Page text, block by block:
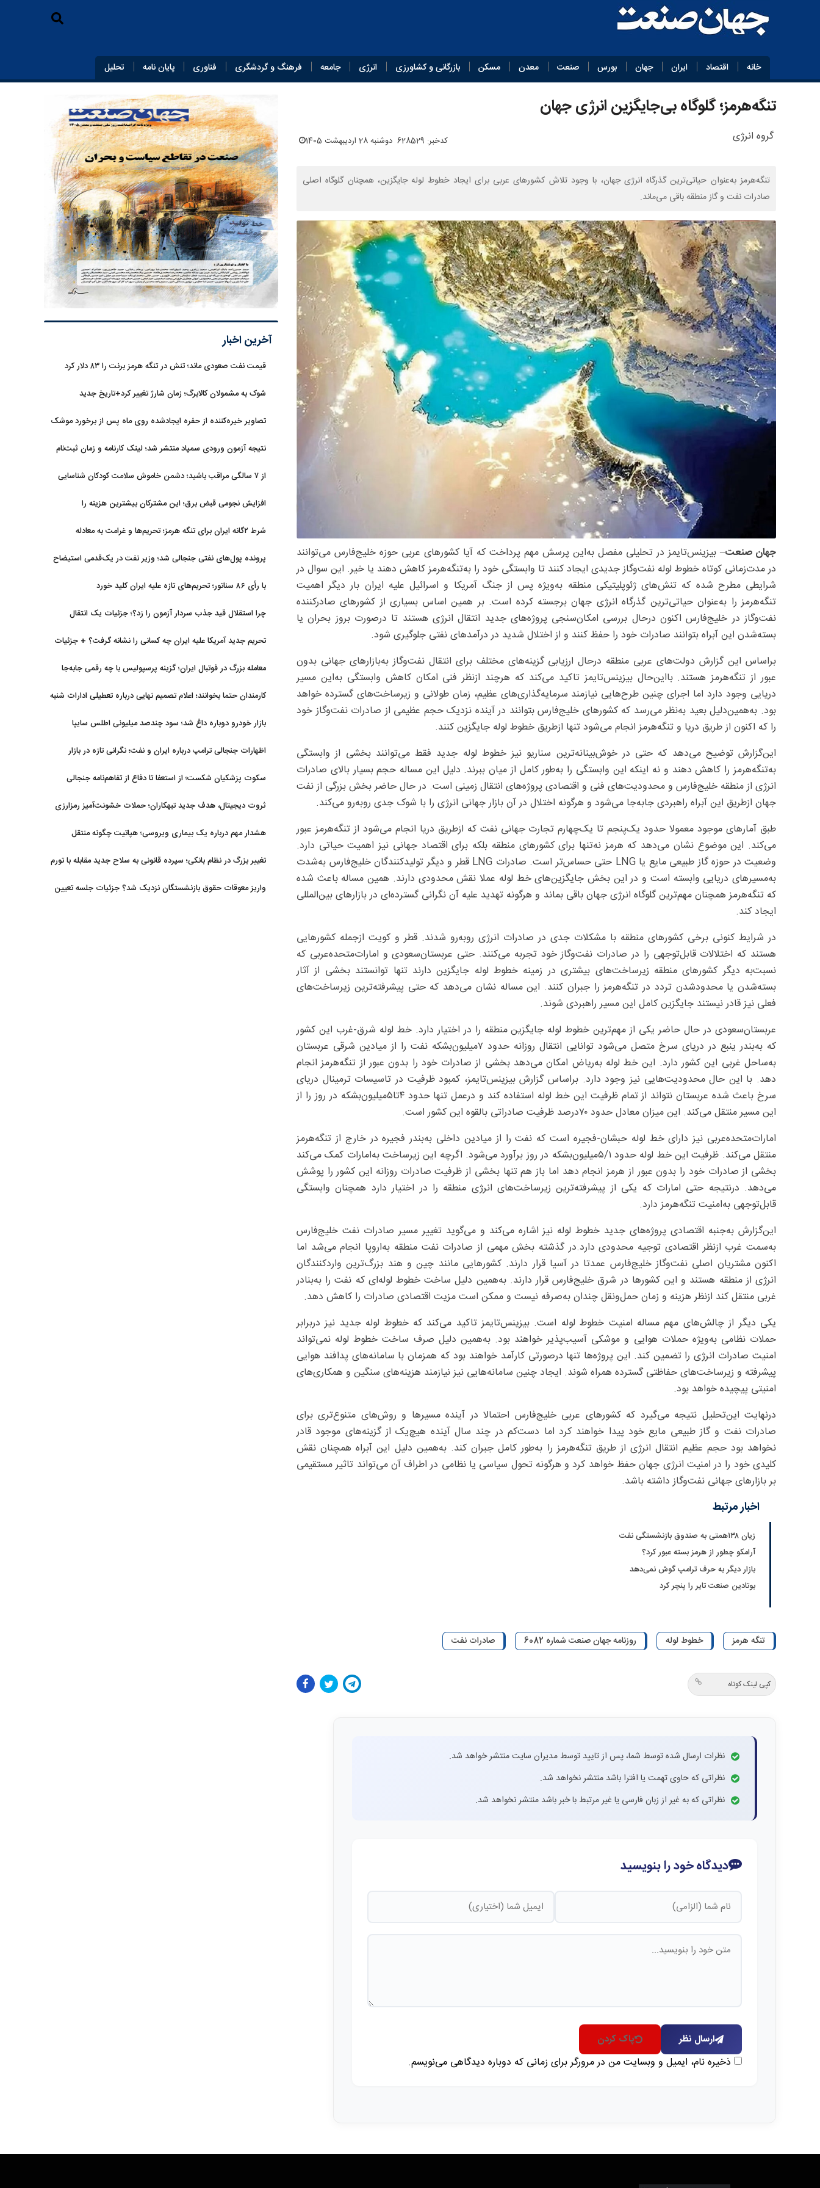
خانه اقتصاد ایران جهان بورس صنعت معدن مسکن بازرگانی و کشاورزی انرژی جامعه فرهنگ و گردشگری فناوری پایان‌ نامه تحلیل
تنگه‌هرمز؛ گلوگاه بی‌جایگزین انرژی جهان
گروه انرژی کدخبر: 628529 دوشنبه 28 اردیبهشت 1405
تنگه‌هرمز به‌عنوان حیاتی‌ترین گذرگاه انرژی جهان، با وجود تلاش کشورهای عربی برای ایجاد خطوط لوله جایگزین، همچنان گلوگاه اصلی
صادرات نفت و گاز منطقه باقی می‌ماند.
جهان صنعت– بیزینس‌تایمز در تحلیلی مفصل به‌این پرسش مهم پرداخت که آیا کشورهای عربی حوزه خلیج‌فارس می‌توانند
در مدت‌زمانی کوتاه خطوط لوله نفت‌وگاز جدیدی ایجاد کنند تا وابستگی خود را به‌تنگه‌هرمز کاهش دهند یا خیر. این سوال در
شرایطی مطرح شده که تنش‌های ژئوپلیتیکی منطقه به‌ویژه پس از جنگ آمریکا و اسرائیل علیه ایران بار دیگر اهمیت
تنگه‌هرمز را به‌عنوان حیاتی‌ترین گذرگاه انرژی جهان برجسته کرده است. بر همین اساس بسیاری از کشورهای صادرکننده
نفت‌وگاز در خلیج‌فارس اکنون درحال بررسی امکان‌سنجی پروژه‌های جدید انتقال انرژی هستند تا درصورت بروز بحران یا
بسته‌شدن این آبراه بتوانند صادرات خود را حفظ کنند و از اختلال شدید در درآمدهای نفتی جلوگیری شود.
براساس این گزارش دولت‌های عربی منطقه درحال ارزیابی گزینه‌های مختلف برای انتقال نفت‌وگاز به‌بازارهای جهانی بدون
عبور از تنگه‌هرمز هستند. بااین‌حال بیزینس‌تایمز تاکید می‌کند که هرچند ازنظر فنی امکان کاهش وابستگی به‌این مسیر
دریایی وجود دارد اما اجرای چنین طرح‌هایی نیازمند سرمایه‌گذاری‌های عظیم، زمان طولانی و زیرساخت‌های گسترده خواهد
بود. به‌همین‌دلیل بعید به‌نظر می‌رسد که کشورهای خلیج‌فارس بتوانند در آینده نزدیک حجم عظیمی از صادرات نفت‌وگاز خود
را که اکنون از طریق دریا و تنگه‌هرمز انجام می‌شود تنها ازطریق خطوط لوله جایگزین کنند.
این‌گزارش توضیح می‌دهد که حتی در خوش‌بینانه‌ترین سناریو نیز خطوط لوله جدید فقط می‌توانند بخشی از وابستگی
به‌تنگه‌هرمز را کاهش دهند و نه اینکه این وابستگی را به‌طور کامل از میان ببرند. دلیل این مساله حجم بسیار بالای صادرات
انرژی از منطقه خلیج‌فارس و محدودیت‌های فنی و اقتصادی پروژه‌های انتقال زمینی است. در حال حاضر بخش بزرگی از نفت
جهان ازطریق این آبراه راهبردی جابه‌جا می‌شود و هرگونه اختلال در آن بازار جهانی انرژی را با شوک جدی روبه‌رو می‌کند.
طبق آمارهای موجود معمولا حدود یک‌پنجم تا یک‌چهارم تجارت جهانی نفت که ازطریق دریا انجام می‌شود از تنگه‌هرمز عبور
می‌کند. این موضوع نشان می‌دهد که هرمز نه‌تنها برای کشورهای منطقه بلکه برای اقتصاد جهانی نیز اهمیت حیاتی دارد.
وضعیت در حوزه گاز طبیعی مایع یا LNG حتی حساس‌تر است. صادرات LNG قطر و دیگر تولیدکنندگان خلیج‌فارس به‌شدت
به‌مسیرهای دریایی وابسته است و در این بخش جایگزین‌های خط لوله عملا نقش محدودی دارند. همین مساله باعث شده
که تنگه‌هرمز همچنان مهم‌ترین گلوگاه انرژی جهان باقی بماند و هرگونه تهدید علیه آن نگرانی گسترده‌ای در بازارهای بین‌المللی
ایجاد کند.
در شرایط کنونی برخی کشورهای منطقه با مشکلات جدی در صادرات انرژی روبه‌رو شدند. قطر و کویت ازجمله کشورهایی
هستند که اختلالات قابل‌توجهی را در صادرات نفت‌وگاز خود تجربه می‌کنند. حتی عربستان‌سعودی و امارات‌متحده‌عربی که
نسبت‌به ‌دیگر کشورهای منطقه زیرساخت‌های بیشتری در زمینه خطوط لوله جایگزین دارند تنها توانستند بخشی از آثار
بسته‌شدن یا محدودشدن تردد در تنگه‌هرمز را جبران کنند. این مساله نشان می‌دهد که حتی پیشرفته‌ترین زیرساخت‌های
فعلی نیز قادر نیستند جایگزین کامل این مسیر راهبردی شوند.
عربستان‌سعودی در حال حاضر یکی از مهم‌ترین خطوط لوله جایگزین منطقه را در اختیار دارد. خط لوله شرق-غرب این کشور
که به‌بندر ینبع در دریای سرخ متصل می‌شود توانایی انتقال روزانه حدود ۷‌میلیون‌بشکه نفت را از میادین شرقی عربستان
به‌ساحل غربی این کشور دارد. این خط لوله به‌ریاض امکان می‌دهد بخشی از صادرات خود را بدون عبور از تنگه‌هرمز انجام
دهد. با این حال محدودیت‌هایی نیز وجود دارد. براساس گزارش بیزینس‌تایمز، کمبود ظرفیت در تاسیسات ترمینال دریای
سرخ باعث شده عربستان نتواند از تمام ظرفیت این خط لوله استفاده کند و درعمل تنها حدود ۴تا۵‌میلیون‌بشکه در روز را از
این مسیر منتقل می‌کند. این میزان معادل حدود ۷۰‌درصد ظرفیت صادراتی بالقوه این کشور است.
امارات‌متحده‌عربی نیز دارای خط لوله حبشان-فجیره است که نفت را از میادین داخلی به‌بندر فجیره در خارج از تنگه‌هرمز
منتقل می‌کند. ظرفیت این خط لوله حدود ۵/۱‌میلیون‌بشکه در روز برآورد می‌شود. اگرچه این زیرساخت به‌امارات کمک می‌کند
بخشی از صادرات خود را بدون عبور از هرمز انجام دهد اما باز هم تنها بخشی از ظرفیت صادرات روزانه این کشور را پوشش
می‌دهد. درنتیجه حتی امارات که یکی از پیشرفته‌ترین زیرساخت‌های انرژی منطقه را در اختیار دارد همچنان وابستگی
قابل‌توجهی به‌امنیت تنگه‌هرمز دارد.
این‌گزارش به‌جنبه اقتصادی پروژه‌های جدید خطوط لوله نیز اشاره می‌کند و می‌گوید تغییر مسیر صادرات نفت خلیج‌فارس
به‌سمت غرب ازنظر اقتصادی توجیه محدودی دارد.در گذشته بخش مهمی از صادرات نفت منطقه به‌اروپا انجام می‌شد اما
اکنون مشتریان اصلی نفت‌وگاز خلیج‌فارس عمدتا در آسیا قرار دارند. کشورهایی مانند چین و هند بزرگ‌ترین واردکنندگان
انرژی از منطقه هستند و این کشورها در شرق خلیج‌فارس قرار دارند. به‌همین دلیل ساخت خطوط لوله‌ای که نفت را به‌بنادر
غربی منتقل کند ازنظر هزینه و زمان حمل‌ونقل چندان به‌صرفه نیست و ممکن است مزیت اقتصادی صادرات را کاهش دهد.
یکی دیگر از چالش‌های مهم مساله امنیت خطوط لوله است. بیزینس‌تایمز تاکید می‌کند که خطوط لوله جدید نیز دربرابر
حملات نظامی به‌ویژه حملات هوایی و موشکی آسیب‌پذیر خواهند بود. به‌همین دلیل صرف ساخت خطوط لوله نمی‌تواند
امنیت صادرات انرژی را تضمین کند. این پروژه‌ها تنها درصورتی کارآمد خواهند بود که همزمان با سامانه‌های پدافند هوایی
پیشرفته و زیرساخت‌های حفاظتی گسترده همراه شوند. ایجاد چنین سامانه‌هایی نیز نیازمند هزینه‌های سنگین و همکاری‌های
امنیتی پیچیده خواهد بود.
درنهایت این‌تحلیل نتیجه می‌گیرد که کشورهای عربی خلیج‌فارس احتمالا در آینده مسیرها و روش‌های متنوع‌تری برای
صادرات نفت و گاز طبیعی مایع خود پیدا خواهند کرد اما دست‌کم در چند سال آینده هیچ‌یک از گزینه‌های موجود قادر
نخواهد بود حجم عظیم انتقال انرژی از طریق تنگه‌هرمز را به‌طور کامل جبران کند. به‌همین دلیل این آبراه همچنان نقش
کلیدی خود را در امنیت انرژی جهان حفظ خواهد کرد و هرگونه تحول سیاسی یا نظامی در اطراف آن می‌تواند تاثیر مستقیمی
بر بازارهای جهانی نفت‌وگاز داشته باشد.
اخبار مرتبط
زیان ۱۳۸همتی به صندوق بازنشستگی نفت
آرامکو چطور از هرمز بسته عبور کرد؟
بازار دیگر به حرف ترامپ گوش نمی‌دهد
بوتادین صنعت تایر را پنچر کرد
تنگه هرمز خطوط لوله روزنامه جهان صنعت شماره 6082 صادرات نفت
کپی لینک کوتاه
نظرات ارسال شده توسط شما، پس از تایید توسط مدیران سایت منتشر خواهد شد.
نظراتی که حاوی تهمت یا افترا باشد منتشر نخواهد شد.
نظراتی که به غیر از زبان فارسی یا غیر مرتبط با خبر باشد منتشر نخواهد شد.
دیدگاه خود را بنویسید
ارسال نظر پاک کردن
ذخیره نام، ایمیل و وبسایت من در مرورگر برای زمانی که دوباره دیدگاهی می‌نویسم.
آخرین اخبار
قیمت نفت صعودی ماند؛ تنش در تنگه هرمز برنت را ۸۳ دلار کرد
شوک به مشمولان کالابرگ؛ زمان شارژ تغییر کرد+تاریخ جدید
تصاویر خیره‌کننده از حفره ایجادشده روی ماه پس از برخورد موشک
نتیجه آزمون ورودی سمپاد منتشر شد؛ لینک کارنامه و زمان ثبت‌نام
از ۷ سالگی مراقب باشید؛ دشمن خاموش سلامت کودکان شناسایی
افزایش نجومی قبض برق؛ این مشترکان بیشترین هزینه را
شرط ۲گانه ایران برای تنگه هرمز؛ تحریم‌ها و غرامت به معادله
پرونده پول‌های نفتی جنجالی شد؛ وزیر نفت در یک‌قدمی استیضاح
با رأی ۸۶ سناتور؛ تحریم‌های تازه علیه ایران کلید خورد
چرا استقلال قید جذب سردار آزمون را زد؟؛ جزئیات یک انتقال
تحریم جدید آمریکا علیه ایران چه کسانی را نشانه گرفت؟ + جزئیات
معامله بزرگ در فوتبال ایران؛ گزینه پرسپولیس با چه رقمی جابه‌جا
کارمندان حتما بخوانند؛ اعلام تصمیم نهایی درباره تعطیلی ادارات شنبه
بازار خودرو دوباره داغ شد؛ سود چندصد میلیونی اطلس سایپا
اظهارات جنجالی ترامپ درباره ایران و نفت؛ نگرانی تازه در بازار
سکوت پزشکیان شکست؛ از استعفا تا دفاع از تفاهم‌نامه جنجالی
ثروت دیجیتال، هدف جدید تبهکاران؛ حملات خشونت‌آمیز رمزارزی
هشدار مهم درباره یک بیماری ویروسی؛ هپاتیت چگونه منتقل
تغییر بزرگ در نظام بانکی؛ سپرده قانونی به سلاح جدید مقابله با تورم
واریز معوقات حقوق بازنشستگان نزدیک شد؟ جزئیات جلسه تعیین